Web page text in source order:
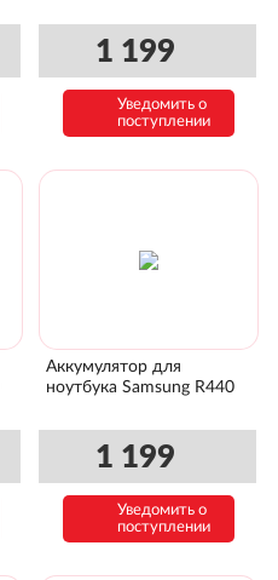
1 199
Уведомить о
поступлении
Аккумулятор для
ноутбука Samsung R440
1 199
Уведомить о
поступлении